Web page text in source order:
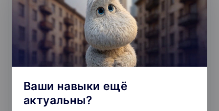
Достоинства: Лекции зарубежных профессоров
Недостатки: Ужасно с технической точки зрения
Очень разочарована данным ресурсом. Из главных
недостатков: в тестовых вопросах промежуточной
аттестации встречаются опечатки, а то и
пропущены части предложений - а чего от тебя
хотят, поди догадайся! Наивно надеялась, что этот
баг отсутствует в экзаменационных вопросах - как
бы не так! Но это еще не вс...
читать подробнее
Ваши навыки ещё
актуальны?